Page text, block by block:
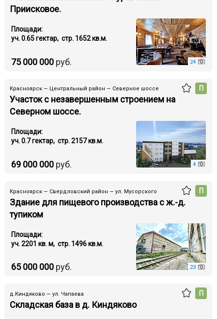
Приисковое.
24
75 000 000руб.
Площади:
уч. 0.65 гектар, стр. 1652 кв.м.
Красноярск — Центральный район — Северное шоссе
Участок с незавершенным строением на
Северном шоссе.
П
4
69 000 000руб.
Площади:
уч. 0.7 гектар, стр. 2157 кв.м.
Красноярск — Свердловский район — ул. Мусорского
Здание для пищевого производства с ж.-д.
тупиком
П
23
65 000 000руб.
Площади:
уч. 2201 кв. м, стр. 1496 кв.м.
д.Киндяково — ул. Чапаева
Складская база в д. Киндяково
П